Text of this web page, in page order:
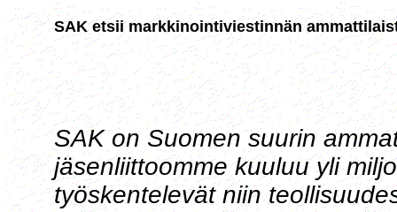
SAK etsii markkinointiviestinnän
SAK on Suomen suurin
jäsenliittoomme kuuluu yli
työskentelevät niin